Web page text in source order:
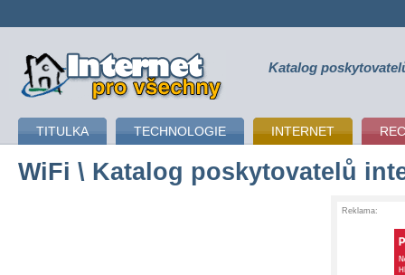
připojení k internetu Katalog
TITULKA TECHNOLOGIE INTERNET
WiFi \ Katalog poskytovatelů
Reklama: